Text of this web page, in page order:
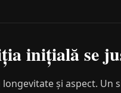
inițială se
și aspect.